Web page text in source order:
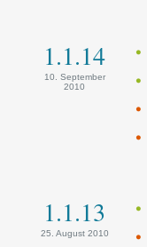
1.1.14
10. September
2010
1.1.13
25. August 2010